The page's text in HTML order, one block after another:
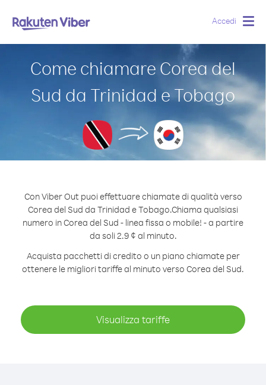
Accedi
Come chiamare Corea del
Sud da Trinidad e Tobago
Con Viber Out puoi effettuare chiamate di qualità verso
Corea del Sud da Trinidad e Tobago.Chiama qualsiasi
numero in Corea del Sud - linea fissa o mobile! - a partire
da soli 2.9 ¢ al minuto.
Acquista pacchetti di credito o un piano chiamate per
ottenere le migliori tariffe al minuto verso Corea del Sud.
Visualizza tariffe